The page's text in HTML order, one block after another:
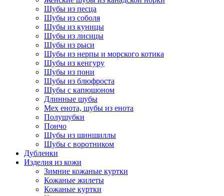
Шубы из песца
Шубы из соболя
Шубы из куницы
Шубы из лисицы
Шубы из рыси
Шубы из нерпы и морского котика
Шубы из кенгуру
Шубы из пони
Шубы из блюфроста
Шубы с капюшоном
Длинные шубы
Мех енота, шубы из енота
Полушубки
Пончо
Шубы из шиншиллы
Шубы с воротником
Дубленки
Изделия из кожи
Зимние кожаные куртки
Кожаные жилеты
Кожаные куртки